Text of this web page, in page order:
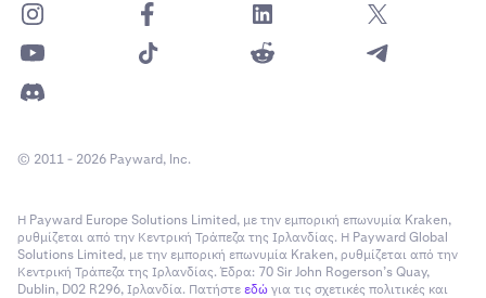
© 2011 - 2026 Payward, Inc.
Η Payward Europe Solutions Limited, με την εμπορική επωνυμία Kraken,
ρυθμίζεται από την Κεντρική Τράπεζα της Ιρλανδίας. Η Payward Global
Solutions Limited, με την εμπορική επωνυμία Kraken, ρυθμίζεται από την
Κεντρική Τράπεζα της Ιρλανδίας. Έδρα: 70 Sir John Rogerson’s Quay,
Dublin, D02 R296, Ιρλανδία. Πατήστεεδώγια τις σχετικές πολιτικές και